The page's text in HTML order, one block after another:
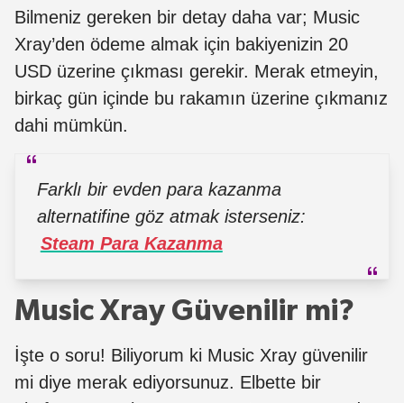
Bilmeniz gereken bir detay daha var; Music
Xray’den ödeme almak için bakiyenizin 20
USD üzerine çıkması gerekir. Merak etmeyin,
birkaç gün içinde bu rakamın üzerine çıkmanız
dahi mümkün.
Farklı bir evden para kazanma
alternatifine göz atmak isterseniz:
Steam Para Kazanma
Music Xray Güvenilir mi?
İşte o soru! Biliyorum ki Music Xray güvenilir
mi diye merak ediyorsunuz. Elbette bir